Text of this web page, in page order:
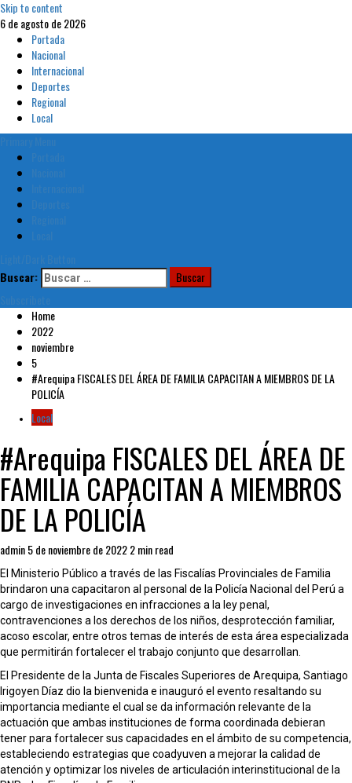
Skip to content
6 de agosto de 2026
Portada
Nacional
Internacional
Deportes
Regional
Local
Buscar:
Home
2022
noviembre
5
#Arequipa FISCALES DEL ÁREA DE FAMILIA CAPACITAN A MIEMBROS DE LA
POLICÍA
Local
#Arequipa FISCALES DEL ÁREA DE
FAMILIA CAPACITAN A MIEMBROS
DE LA POLICÍA
admin5 de noviembre de 20222 min read
El Ministerio Público a través de las Fiscalías Provinciales de Familia
brindaron una capacitaron al personal de la Policía Nacional del Perú a
cargo de investigaciones en infracciones a la ley penal,
contravenciones a los derechos de los niños, desprotección familiar,
acoso escolar, entre otros temas de interés de esta área especializada
que permitirán fortalecer el trabajo conjunto que desarrollan.
El Presidente de la Junta de Fiscales Superiores de Arequipa, Santiago
Irigoyen Díaz dio la bienvenida e inauguró el evento resaltando su
importancia mediante el cual se da información relevante de la
actuación que ambas instituciones de forma coordinada debieran
tener para fortalecer sus capacidades en el ámbito de su competencia,
estableciendo estrategias que coadyuven a mejorar la calidad de
atención y optimizar los niveles de articulación interinstitucional de la